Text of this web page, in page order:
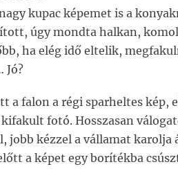
kupac képemet is a
úgy mondta halkan,
ha elég idő eltelik,
Jó?
a falon a régi sparheltes kép,
fotó. Hosszasan
jobb kézzel a vállamat karolja
a képet egy borítékba